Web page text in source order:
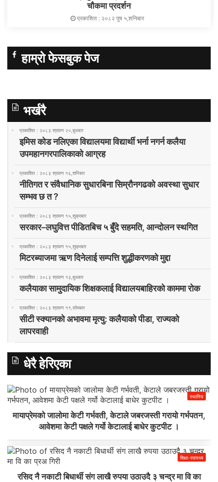
चौकमा प्रदर्शन
प्रकाशित : २०८२ पुष ५,शनिबार
हाम्रो फेसबुक पेज
भर्खरै
प्रकाशित : २०८३ श्रावण २०,बुधबार
इमिस कोड नलिएका विद्यालयमा विद्यार्थी भर्ना नगर्न कलैया
उपमहानगरपालिकाको आग्रह
प्रकाशित : २०८३ श्रावण १६,शनिबार
नीतिगत र संवैधानिक सुधारबिना सिम्रौनगढको अवस्था सुधार
सम्भव छ त ?
प्रकाशित : २०८३ श्रावण १५,शुक्रबार
सरकार–लघुवित्त पीडितबिच ५ बुँदे सहमति, आन्दोलन स्थगित
प्रकाशित : २०८३ श्रावण १५,शुक्रबार
मिटरब्याजमा ऋण दिनेलाई सम्पत्ति शुद्धीकरणको मुद्दा
प्रकाशित : २०८३ श्रावण १३,बुधबार
कलैयाका सामुदायिक शिक्षकलाई विद्यालयबाहिरको काममा रोक
प्रकाशित : २०८३ श्रावण ११,सोमबार
सीटी स्क्यानको अभावमा मृत्यु: कलैयाको पीडा, राज्यको
लापरवाही
धेरै हेरिएका
स्थानिय
मायाप्रेमको जालोमा केटी गर्भवती, केटाले जबरजस्ती गरायो गर्भपतन,
आवेशमा केटी पक्षले गर्यो केटालाई बाधेर कुटपीट ।
शिक्षा-स्वास्थ्य
रसिद नै नकाटी बिधार्थी संग लाखै रुपया उठाउदै ३ चन्द्र मा वि का